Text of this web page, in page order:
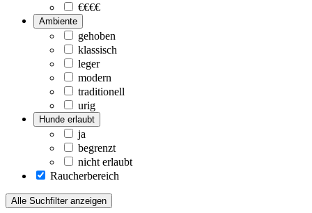
€€€€
Ambiente
gehoben
klassisch
leger
modern
traditionell
urig
Hunde erlaubt
ja
begrenzt
nicht erlaubt
Raucherbereich
Alle Suchfilter anzeigen